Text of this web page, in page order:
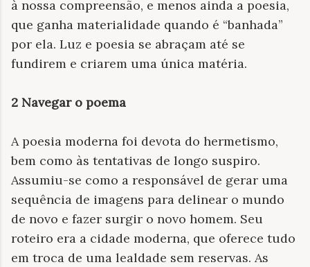
à nossa compreensão, e menos ainda a poesia,
que ganha materialidade quando é “banhada”
por ela. Luz e poesia se abraçam até se
fundirem e criarem uma única matéria.
2 Navegar o poema
Apoesia moderna foi devota do hermetismo,
bem como às tentativas de longo suspiro.
Assumiu-se como a responsável de gerar uma
sequência de imagens para delinear o mundo
de novo e fazer surgir o novo homem. Seu
roteiro era a cidade moderna, que oferece tudo
em troca de uma lealdade sem reservas. As